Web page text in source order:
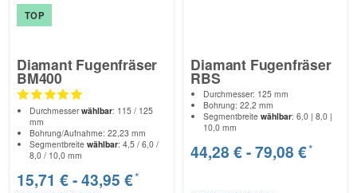
TOP
Diamant Fugenfräser
BM400
Durchmesserwählbar: 115 / 125
mm
Bohrung/Aufnahme: 22,23 mm
Segmentbreitewählbar: 4,5 / 6,0 /
8,0 / 10,0 mm
15,71 € -43,95 €*
Diamant Fugenfräser
RBS
Durchmesser: 125 mm
Bohrung: 22,2 mm
Segmentbreitewählbar: 6,0 | 8,0 |
10,0 mm
44,28 € -79,08 €*